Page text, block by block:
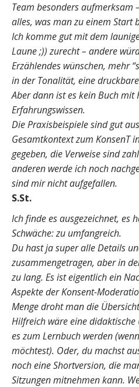
Team besonders aufmerksam
alles, was man zu einem Start
Ich komme gut mit dem
Laune ;)) zurecht – andere
Erzählendes wünschen, mehr
in der Tonalität, eine
Aber dann ist es kein Buch
Erfahrungswissen.
Die Praxisbeispiele sind gut
Gesamtkontext zum KonsenT
gegeben, die Verweise sind
anderen werde ich noch
sind mir nicht aufgefallen.
S.St.
Ich finde es ausgezeichnet, es
Schwäche: zu umfangreich.
Du hast ja super alle Details
zusammengetragen, aber in
zu lang. Es ist eigentlich ein
Aspekte der Konsent-
Menge droht man die
Hilfreich wäre eine
es zum Lernbuch werden
möchtest). Oder, du machst
noch eine Shortversion, die
Sitzungen mitnehmen kann.